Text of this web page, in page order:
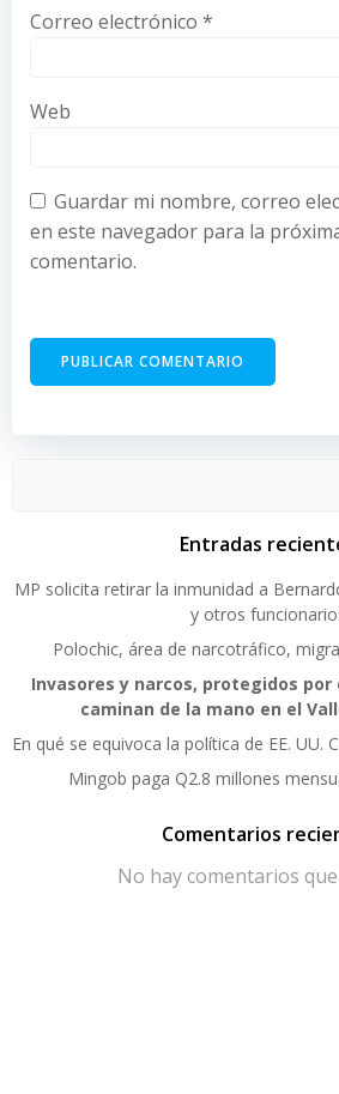
Correo electrónico *
Web
Guardar mi nombre, correo
en este navegador para la
comentario.
Entradas
MP solicita retirar la inmunidad a
y otros
Polochic, área de narcotráfico,
Invasores y narcos, protegidos por
caminan de la mano en el
En qué se equivoca la política de EE. UU.
Mingob paga Q2.8 millones
Comentarios
No hay comentarios